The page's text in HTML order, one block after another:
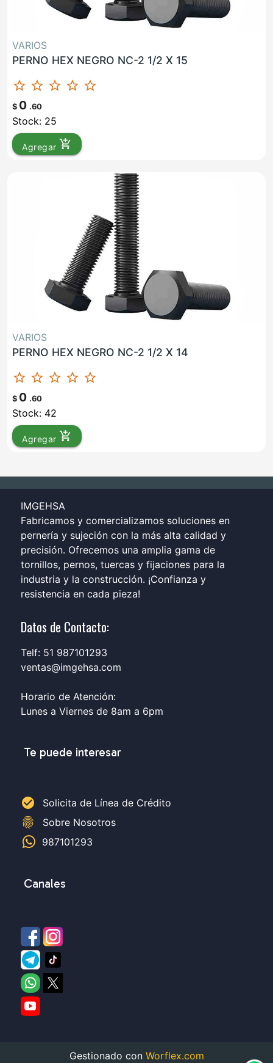
VARIOS
PERNO HEX NEGRO NC-2 1/2 X 15
star_border star_border star_border star_border star_border
$ 0 .60
Stock: 25
Agregar add_shopping_cart
VARIOS
PERNO HEX NEGRO NC-2 1/2 X 14
star_border star_border star_border star_border star_border
$ 0 .60
Stock: 42
Agregar add_shopping_cart
IMGEHSA
Fabricamos y comercializamos soluciones en
pernería y sujeción con la más alta calidad y
precisión. Ofrecemos una amplia gama de
tornillos, pernos, tuercas y fijaciones para la
industria y la construcción. ¡Confianza y
resistencia en cada pieza!
Datos de Contacto:
Telf: 51 987101293
ventas@imgehsa.com
Horario de Atención:
Lunes a Viernes de 8am a 6pm
Te puede interesar
check_circle Solicita de Línea de Crédito
fingerprint
Sobre Nosotros
987101293
Canales
Gestionado con Worflex.com